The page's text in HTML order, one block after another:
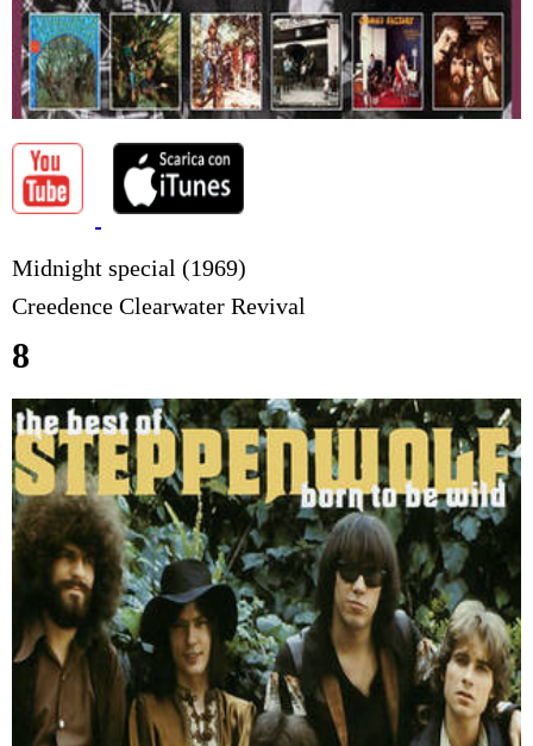
Midnight special (1969)
Creedence Clearwater Revival
8